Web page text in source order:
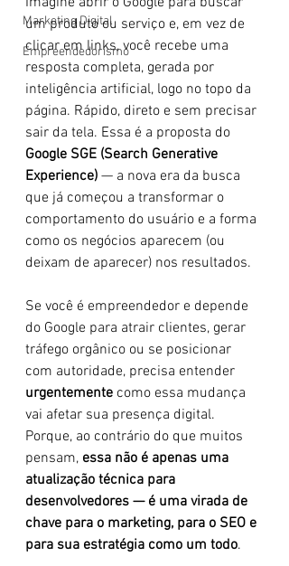
Marketing Digital
Empreendedorismo
um produto ou serviço e, em vez de
clicar em links, você recebe uma
resposta completa, gerada por
inteligência artificial, logo no topo da
página. Rápido, direto e sem precisar
sair da tela. Essa é a proposta do
Google SGE (Search Generative
Experience) — a nova era da busca
que já começou a transformar o
comportamento do usuário e a forma
como os negócios aparecem (ou
deixam de aparecer) nos resultados.
Se você é empreendedor e depende
do Google para atrair clientes, gerar
tráfego orgânico ou se posicionar
com autoridade, precisa entender
urgentemente como essa mudança
vai afetar sua presença digital.
Porque, ao contrário do que muitos
pensam, essa não é apenas uma
atualização técnica para
desenvolvedores — é uma virada de
chave para o marketing, para o SEO e
para sua estratégia como um todo.